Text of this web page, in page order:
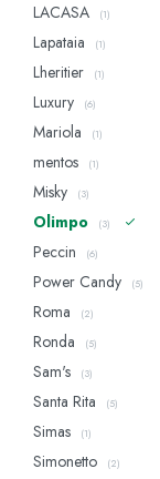
LACASA (1)
Lapataia (1)
Lheritier (1)
Luxury (6)
Mariola (1)
mentos (1)
Misky (3)
Olimpo (3)
Peccin (6)
Power Candy (5)
Roma (2)
Ronda (5)
Sam's (3)
Santa Rita (5)
Simas (1)
Simonetto (2)